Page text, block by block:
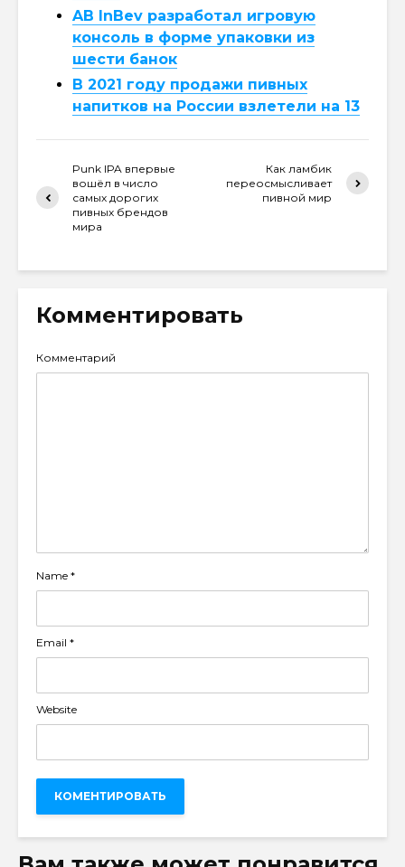
AB InBev разработал игровую
консоль в форме упаковки из
шести банок
В 2021 году продажи пивных
напитков на России взлетели на 13
Punk IPA впервые
вошёл в число
самых дорогих
пивных брендов
мира
Как ламбик
переосмысливает
пивной мир
Комментировать
Комментарий
Name *
Email *
Website